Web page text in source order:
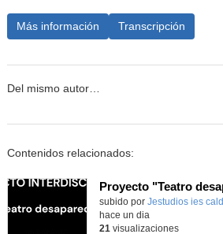
Más información Transcripción
Del mismo autor…
Contenidos relacionados:
Proyecto "Teatro
Contenido educativo.
subido por Jestudios ies
hace un dia
21 visualizaciones